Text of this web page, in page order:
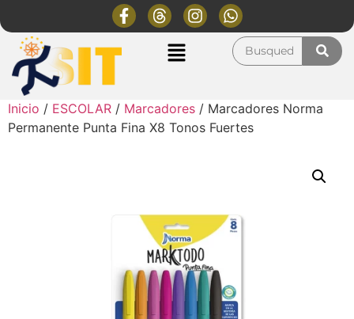
Inicio / ESCOLAR / Marcadores / Marcadores Norma
Permanente Punta Fina X8 Tonos Fuertes